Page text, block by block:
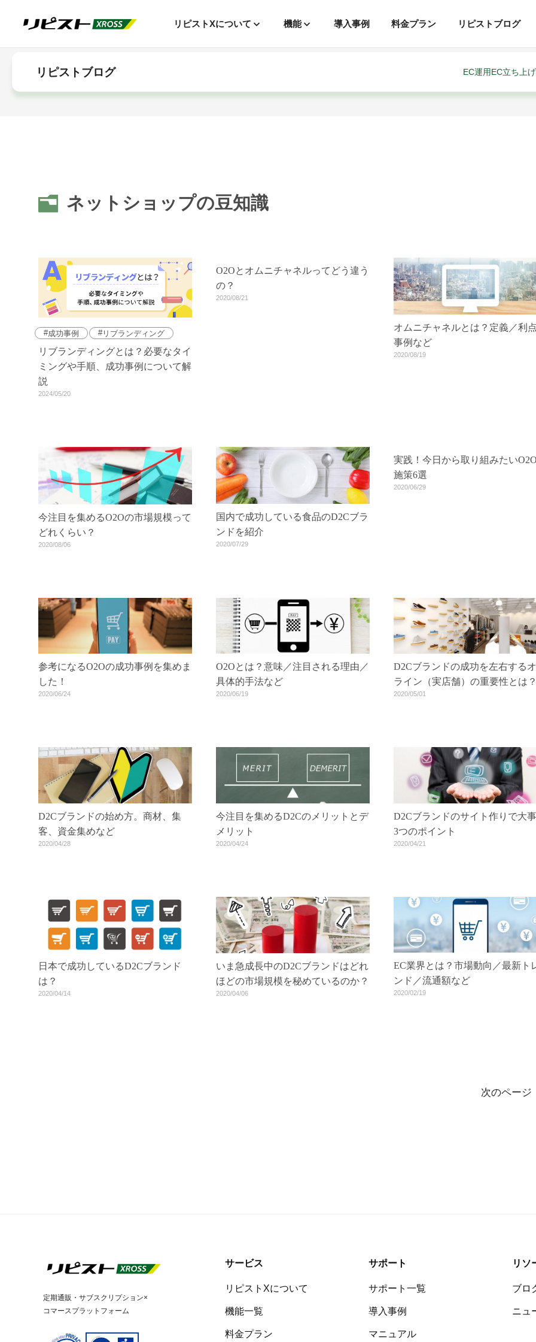
リピストXについて 機能 導入事例 料金プラン リピストブログ
リピストブログ EC運用EC立ち上げ
ネットショップの豆知識
成功事例 リブランディング
リブランディングとは？必要なタイ
ミングや手順、成功事例について解
説
2024/05/20
O2Oとオムニチャネルってどう違う
の？
2020/08/21
オムニチャネルとは？定義／利
事例など
2020/08/19
今注目を集めるO2Oの市場規模って
どれくらい？
2020/08/06
国内で成功している食品のD2Cブラ
ンドを紹介
2020/07/29
実践！今日から取り組みたい
施策6選
2020/06/29
参考になるO2Oの成功事例を集めま
した！
2020/06/24
O2Oとは？意味／注目される理由／
具体的手法など
2020/06/19
D2Cブランドの成功を左右する
ライン（実店舗）の重要性とは
2020/05/01
D2Cブランドの始め方。商材、集
客、資金集めなど
2020/04/28
今注目を集めるD2Cのメリットとデ
メリット
2020/04/24
D2Cブランドのサイト作りで大
3つのポイント
2020/04/21
日本で成功しているD2Cブランド
は？
2020/04/14
いま急成長中のD2Cブランドはどれ
ほどの市場規模を秘めているのか？
2020/04/06
EC業界とは？市場動向／最新ト
ンド／流通額など
2020/02/19
次のページ
定期通販・サブスクリプション×
コマースプラットフォーム
サービス
リピストXについて
機能一覧
料金プラン
サポート
サポート一覧
導入事例
マニュアル
リソ
ブロ
ニュ